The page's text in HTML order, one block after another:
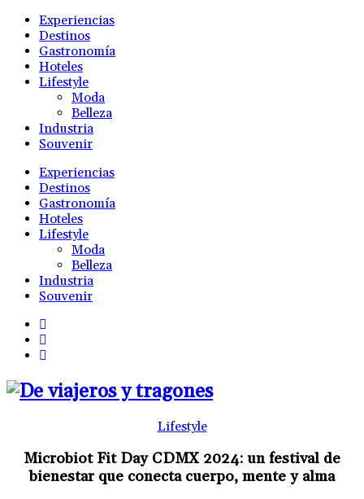
Experiencias
Destinos
Gastronomía
Hoteles
Lifestyle
Moda
Belleza
Industria
Souvenir
Experiencias
Destinos
Gastronomía
Hoteles
Lifestyle
Moda
Belleza
Industria
Souvenir
Lifestyle
Microbiot Fit Day CDMX 2024: un festival de
bienestar que conecta cuerpo, mente y alma